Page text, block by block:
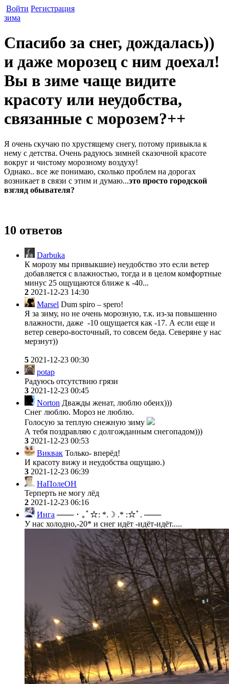
Войти Регистрация
зима
Спасибо за снег, дождалась))
и даже морозец с ним доехал!
Вы в зиме чаще видите
красоту или неудобства,
связанные с морозем?++
Я очень скучаю по хрустящему снегу, потому привыкла к
нему с детства. Очень радуюсь зимней сказочной красоте
вокруг и чистому морозному воздуху!
Однако.. все же понимаю, сколько проблем на дорогах
возникает в связи с этим и думаю...это просто городской
взгляд обывателя?
10 ответов
Darbuka
К морозу мы привыкшие) неудобство это если ветер
добавляется с влажностью, тогда и в целом комфортные
минус 25 ощущаются ближе к -40...
2 2021-12-23 14:30
Marsel Dum spiro – spero!
Я за зиму, но не очень морозную, т.к. из-за повышенно
влажности, даже -10 ощущается как -17. А если еще и
ветер северо-восточный, то совсем беда. Северяне у нас
мерзнут))
5 2021-12-23 00:30
potap
Радуюсь отсутствию грязи
3 2021-12-23 00:45
Norton Дважды женат, люблю обеих)))
Снег люблю. Мороз не люблю.
Голосую за теплую снежную зиму
А тебя поздравляю с долгожданным снегопадом)))
3 2021-12-23 00:53
Виквак Только- вперёд!
И красоту вижу и неудобства ощущаю.)
3 2021-12-23 06:39
НаПолеОН
Терперть не могу лёд
2 2021-12-23 06:16
Инга ─── ･ ｡ﾟ☆: *.☽ .* :☆ﾟ. ───
У нас холодно,-20* и снег идёт -идёт-идёт.....